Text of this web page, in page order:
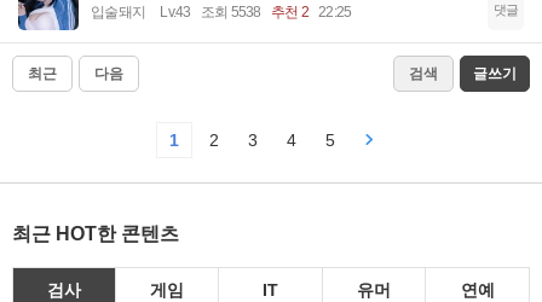
입술돼지 Lv.43 조회 5538 추천 2 22:25 댓글
최근 다음 검색 글쓰기
1 2 3 4 5
최근 HOT한 콘텐츠
검사 게임 IT 유머 연예